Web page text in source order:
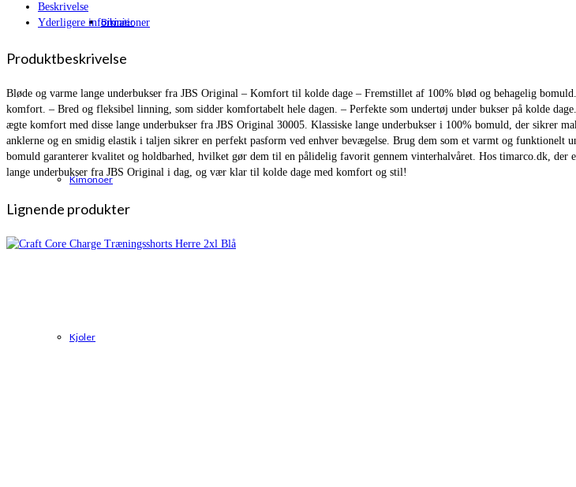
Bikinier
Kimonoer
Kjoler
Beskrivelse
Yderligere informationer
Produktbeskrivelse
Bløde og varme lange underbukser fra JBS Original – Komfort til kolde dage – Fremstillet af 100% blød og behagelig
komfort. – Bred og fleksibel linning, som sidder komfortabelt hele dagen. – Perfekte som undertøj under bukser på kolde
ægte komfort med disse lange underbukser fra JBS Original 30005. Klassiske lange underbukser i 100% bomuld, der sikrer
anklerne og en smidig elastik i taljen sikrer en perfekt pasform ved enhver bevægelse. Brug dem som et varmt og funktionelt
bomuld garanterer kvalitet og holdbarhed, hvilket gør dem til en pålidelig favorit gennem vinterhalvåret. Hos timarco.dk, der
lange underbukser fra JBS Original i dag, og vær klar til kolde dage med komfort og stil!
Lignende produkter